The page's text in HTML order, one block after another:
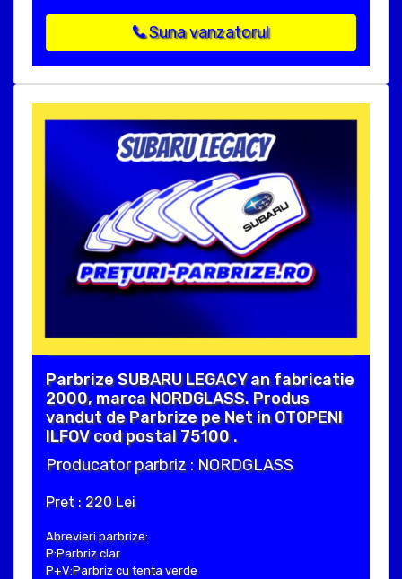
Suna vanzatorul
Parbrize SUBARU LEGACY an fabricatie
2000, marca NORDGLASS. Produs
vandut de Parbrize pe Net in OTOPENI
ILFOV cod postal 75100 .
Producator parbriz : NORDGLASS
Pret : 220 Lei
Abrevieri parbrize:
P:Parbriz clar
P+V:Parbriz cu tenta verde